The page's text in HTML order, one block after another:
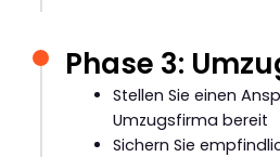
Phase 3:
Stellen Sie einen
Umzugsfirma bereit
Sichern Sie